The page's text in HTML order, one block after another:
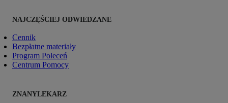
NAJCZĘŚCIEJ ODWIEDZANE
Cennik
Bezpłatne materiały
Program Poleceń
Centrum Pomocy
ZNANYLEKARZ